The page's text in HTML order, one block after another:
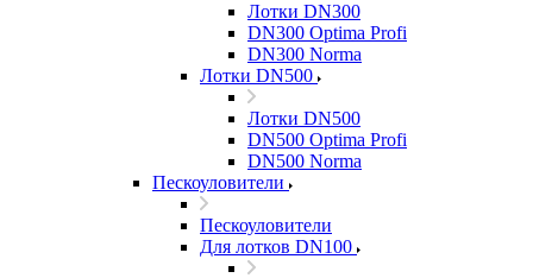
Лотки DN300
DN300 Optima Profi
DN300 Norma
Лотки DN500
Лотки DN500
DN500 Optima Profi
DN500 Norma
Пескоуловители
Пескоуловители
Для лотков DN100